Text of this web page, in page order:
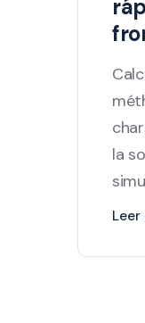
la